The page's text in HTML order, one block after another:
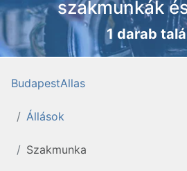
szakmunkák
1 darab
BudapestAllas
Állások
Szakmunka